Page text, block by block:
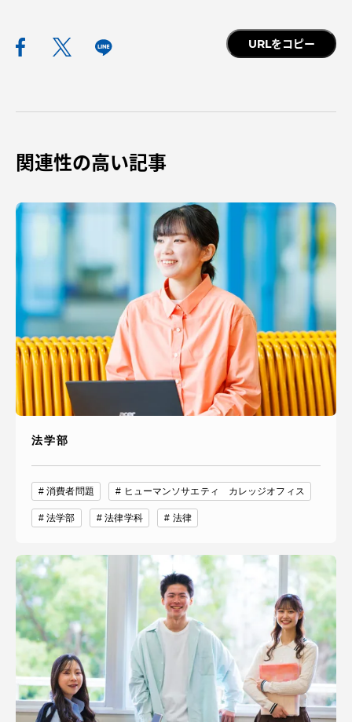
URLをコピー
関連性の高い記事
法学部
消費者問題 ヒューマンソサエティ カレッジオフィス
法学部 法律学科 法律